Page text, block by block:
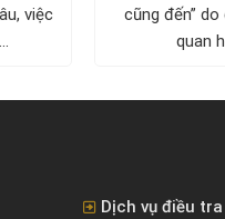
việc
cũng đến”
quan
Dịch vụ điều